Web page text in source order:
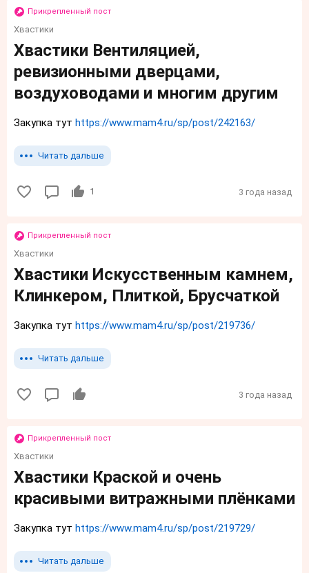
Прикрепленный пост
Хвастики
Хвастики Вентиляцией,
ревизионными дверцами,
воздуховодами и многим другим
Закупка тут https://www.mam4.ru/sp/post/242163/
Читать дальше
1 3 года назад
Прикрепленный пост
Хвастики
Хвастики Искусственным камнем,
Клинкером, Плиткой, Брусчаткой
Закупка тут https://www.mam4.ru/sp/post/219736/
Читать дальше
3 года назад
Прикрепленный пост
Хвастики
Хвастики Краской и очень
красивыми витражными плёнками
Закупка тут https://www.mam4.ru/sp/post/219729/
Читать дальше